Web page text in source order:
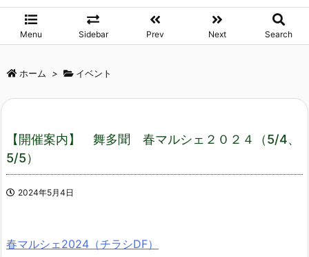
Menu Sidebar Prev Next Search
ホーム > イベント
【開催案内】 舞多聞 春マルシェ２０２４（5/4、
5/5）
2024年5月4日
春マルシェ2024（チラシDF）